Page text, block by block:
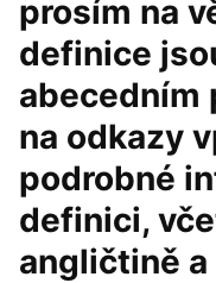
prosím na
definice
abecedním
na odkazy
podrobné
definici,
angličtině